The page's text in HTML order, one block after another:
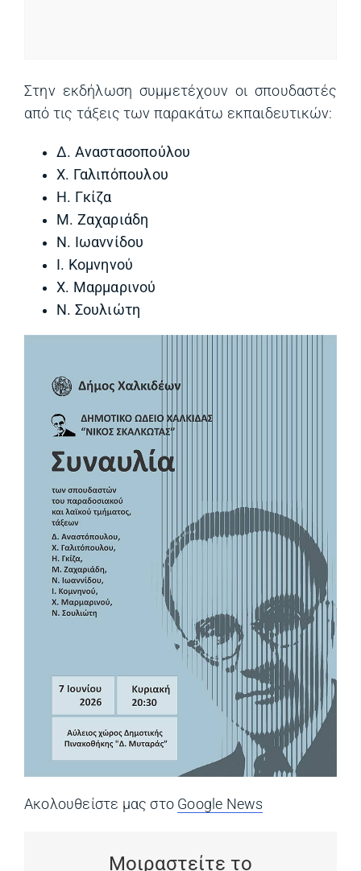
Στην εκδήλωση συμμετέχουν οι σπουδαστές
από τις τάξεις των παρακάτω εκπαιδευτικών:
Δ. Αναστασοπούλου
Χ. Γαλιπόπουλου
Η. Γκίζα
Μ. Ζαχαριάδη
Ν. Ιωαννίδου
Ι. Κομνηνού
Χ. Μαρμαρινού
Ν. Σουλιώτη
Ακολουθείστε μας στο Google News
Μοιραστείτε το